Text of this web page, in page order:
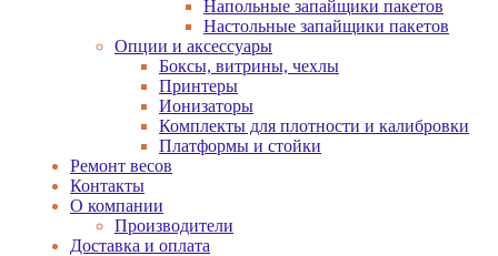
Напольные запайщики пакетов
Настольные запайщики пакетов
Опции и аксессуары
Боксы, витрины, чехлы
Принтеры
Ионизаторы
Комплекты для плотности и калибровки
Платформы и стойки
Ремонт весов
Контакты
О компании
Производители
Доставка и оплата